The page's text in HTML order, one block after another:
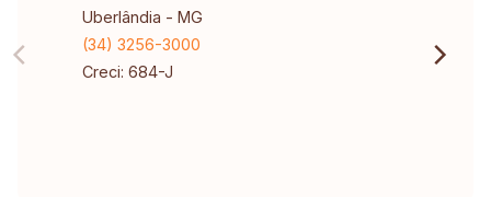
Uberlândia - MG
(34) 3256-3000
Creci: 684-J